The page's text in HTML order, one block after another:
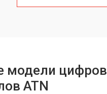
модели
ATN